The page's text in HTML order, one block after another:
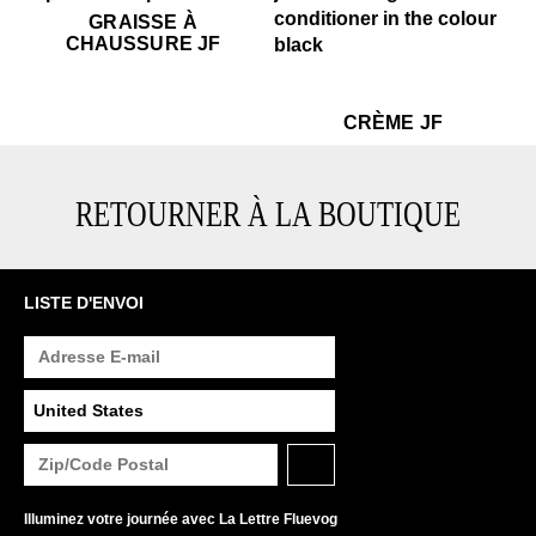
Graisse à chaussure JF
GRAISSE À
CHAUSSURE JF
CRÈME JF
RETOURNER À LA BOUTIQUE
LISTE D'ENVOI
Illuminez votre journée avec La Lettre Fluevog